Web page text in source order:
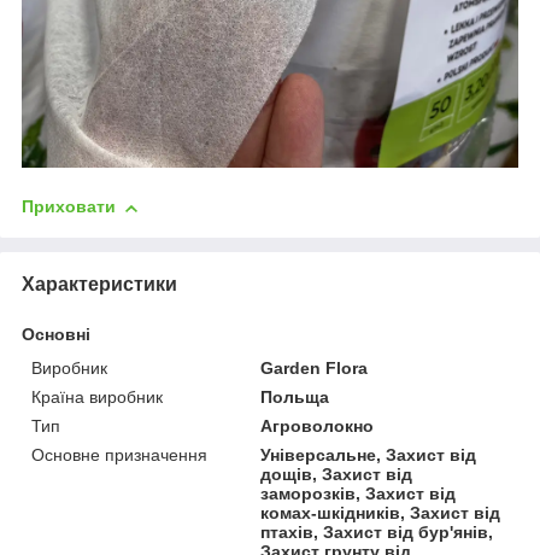
Приховати
Характеристики
Основні
Виробник
Garden Flora
Країна виробник
Польща
Тип
Агроволокно
Основне призначення
Універсальне, Захист від
дощів, Захист від
заморозків, Захист від
комах-шкідників, Захист від
птахів, Захист від бур'янів,